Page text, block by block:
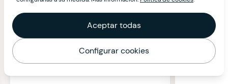
Aceptar todas
Configurar cookies